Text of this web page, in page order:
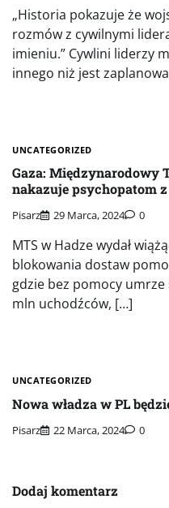
„Historia pokazuje że
rozmów z cywilnymi
imieniu.” Cywlini liderzy
innego niż jest
UNCATEGORIZED
Gaza: Międzynarodowy
nakazuje psychopatom
Pisarz 29 Marca, 2024 0
MTS w Hadze wydał
blokowania dostaw
gdzie bez pomocy
mln uchodźców, […]
UNCATEGORIZED
Nowa władza w PL
Pisarz 22 Marca, 2024 0
Dodaj komentarz